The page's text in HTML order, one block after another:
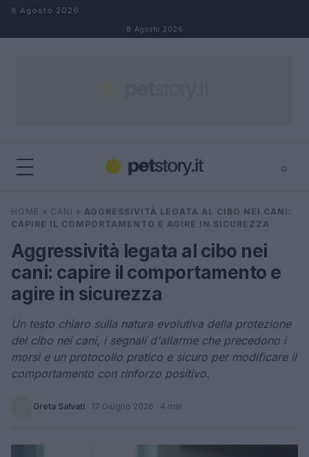
Salta al contenuto
8 Agosto 2026
8 Agosto 2026
⌕
Cerca ⌕ ×
HOME » CANI » AGGRESSIVITÀ LEGATA AL CIBO NEI CANI:
CAPIRE IL COMPORTAMENTO E AGIRE IN SICUREZZA
Aggressività legata al cibo nei
cani: capire il comportamento e
agire in sicurezza
Un testo chiaro sulla natura evolutiva della protezione
del cibo nei cani, i segnali d'allarme che precedono i
morsi e un protocollo pratico e sicuro per modificare il
comportamento con rinforzo positivo.
Greta Salvati · 17 Giugno 2026 · 4 min